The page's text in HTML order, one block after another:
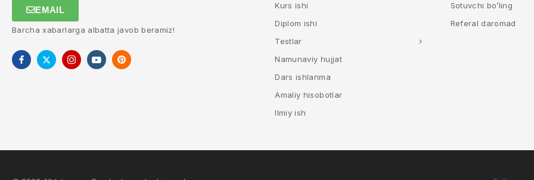
EMAIL
Barcha xabarlarga albatta javob beramiz!
Kurs ishi
Diplom ishi
Testlar
Namunaviy hujjat
Dars ishlanma
Amaliy hisobotlar
Ilmiy ish
Sotuvchi bo’ling
Referal daromad